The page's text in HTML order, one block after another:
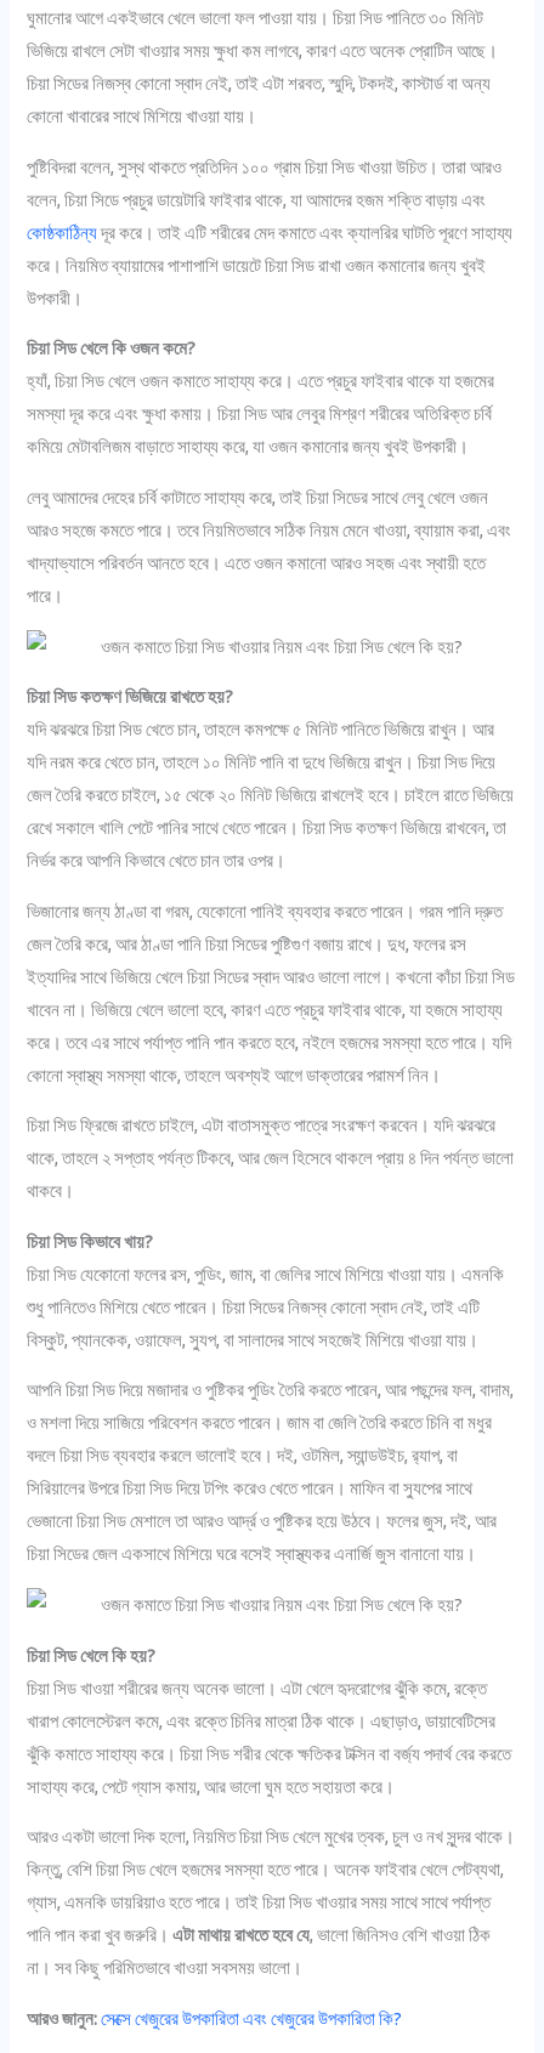
ঘুমানোর আগে একইভাবে খেলে ভালো ফল পাওয়া যায়। চিয়া সিড পানিতে ৩০ মিনিট
ভিজিয়ে রাখলে সেটা খাওয়ার সময় ক্ষুধা কম লাগবে, কারণ এতে অনেক প্রোটিন আছে।
চিয়া সিডের নিজস্ব কোনো স্বাদ নেই, তাই এটা শরবত, স্মুদি, টকদই, কাস্টার্ড বা অন্য
কোনো খাবারের সাথে মিশিয়ে খাওয়া যায়।
পুষ্টিবিদরা বলেন, সুস্থ থাকতে প্রতিদিন ১০০ গ্রাম চিয়া সিড খাওয়া উচিত। তারা আরও
বলেন, চিয়া সিডে প্রচুর ডায়েটারি ফাইবার থাকে, যা আমাদের হজম শক্তি বাড়ায় এবং
কোষ্ঠকাঠিন্যদূর করে। তাই এটি শরীরের মেদ কমাতে এবং ক্যালরির ঘাটতি পূরণে সাহায্য
করে। নিয়মিত ব্যায়ামের পাশাপাশি ডায়েটে চিয়া সিড রাখা ওজন কমানোর জন্য খুবই
উপকারী।
চিয়া সিড খেলে কি ওজন কমে?
হ্যাঁ, চিয়া সিড খেলে ওজন কমাতে সাহায্য করে। এতে প্রচুর ফাইবার থাকে যা হজমের
সমস্যা দূর করে এবং ক্ষুধা কমায়। চিয়া সিড আর লেবুর মিশ্রণ শরীরের অতিরিক্ত চর্বি
কমিয়ে মেটাবলিজম বাড়াতে সাহায্য করে, যা ওজন কমানোর জন্য খুবই উপকারী।
লেবু আমাদের দেহের চর্বি কাটাতে সাহায্য করে, তাই চিয়া সিডের সাথে লেবু খেলে ওজন
আরও সহজে কমতে পারে। তবে নিয়মিতভাবে সঠিক নিয়ম মেনে খাওয়া, ব্যায়াম করা, এবং
খাদ্যাভ্যাসে পরিবর্তন আনতে হবে। এতে ওজন কমানো আরও সহজ এবং স্থায়ী হতে
পারে।
চিয়া সিড কতক্ষণ ভিজিয়ে রাখতে হয়?
যদি ঝরঝরে চিয়া সিড খেতে চান, তাহলে কমপক্ষে ৫ মিনিট পানিতে ভিজিয়ে রাখুন। আর
যদি নরম করে খেতে চান, তাহলে ১০ মিনিট পানি বা দুধে ভিজিয়ে রাখুন। চিয়া সিড দিয়ে
জেল তৈরি করতে চাইলে, ১৫ থেকে ২০ মিনিট ভিজিয়ে রাখলেই হবে। চাইলে রাতে ভিজিয়ে
রেখে সকালে খালি পেটে পানির সাথে খেতে পারেন। চিয়া সিড কতক্ষণ ভিজিয়ে রাখবেন, তা
নির্ভর করে আপনি কিভাবে খেতে চান তার ওপর।
ভিজানোর জন্য ঠাণ্ডা বা গরম, যেকোনো পানিই ব্যবহার করতে পারেন। গরম পানি দ্রুত
জেল তৈরি করে, আর ঠাণ্ডা পানি চিয়া সিডের পুষ্টিগুণ বজায় রাখে। দুধ, ফলের রস
ইত্যাদির সাথে ভিজিয়ে খেলে চিয়া সিডের স্বাদ আরও ভালো লাগে। কখনো কাঁচা চিয়া সিড
খাবেন না। ভিজিয়ে খেলে ভালো হবে, কারণ এতে প্রচুর ফাইবার থাকে, যা হজমে সাহায্য
করে। তবে এর সাথে পর্যাপ্ত পানি পান করতে হবে, নইলে হজমের সমস্যা হতে পারে। যদি
কোনো স্বাস্থ্য সমস্যা থাকে, তাহলে অবশ্যই আগে ডাক্তারের পরামর্শ নিন।
চিয়া সিড ফ্রিজে রাখতে চাইলে, এটা বাতাসমুক্ত পাত্রে সংরক্ষণ করবেন। যদি ঝরঝরে
থাকে, তাহলে ২ সপ্তাহ পর্যন্ত টিকবে, আর জেল হিসেবে থাকলে প্রায় ৪ দিন পর্যন্ত ভালো
থাকবে।
চিয়া সিড কিভাবে খায়?
চিয়া সিড যেকোনো ফলের রস, পুডিং, জাম, বা জেলির সাথে মিশিয়ে খাওয়া যায়। এমনকি
শুধু পানিতেও মিশিয়ে খেতে পারেন। চিয়া সিডের নিজস্ব কোনো স্বাদ নেই, তাই এটি
বিস্কুট, প্যানকেক, ওয়াফেল, স্যুপ, বা সালাদের সাথে সহজেই মিশিয়ে খাওয়া যায়।
আপনি চিয়া সিড দিয়ে মজাদার ও পুষ্টিকর পুডিং তৈরি করতে পারেন, আর পছন্দের ফল, বাদাম,
ও মশলা দিয়ে সাজিয়ে পরিবেশন করতে পারেন। জাম বা জেলি তৈরি করতে চিনি বা মধুর
বদলে চিয়া সিড ব্যবহার করলে ভালোই হবে। দই, ওটমিল, স্যান্ডউইচ, র‍্যাপ, বা
সিরিয়ালের উপরে চিয়া সিড দিয়ে টপিং করেও খেতে পারেন। মাফিন বা স্যুপের সাথে
ভেজানো চিয়া সিড মেশালে তা আরও আর্দ্র ও পুষ্টিকর হয়ে উঠবে। ফলের জুস, দই, আর
চিয়া সিডের জেল একসাথে মিশিয়ে ঘরে বসেই স্বাস্থ্যকর এনার্জি জুস বানানো যায়।
চিয়া সিড খেলে কি হয়?
চিয়া সিড খাওয়া শরীরের জন্য অনেক ভালো। এটা খেলে হৃদরোগের ঝুঁকি কমে, রক্তে
খারাপ কোলেস্টেরল কমে, এবং রক্তে চিনির মাত্রা ঠিক থাকে। এছাড়াও, ডায়াবেটিসের
ঝুঁকি কমাতে সাহায্য করে। চিয়া সিড শরীর থেকে ক্ষতিকর টক্সিন বা বর্জ্য পদার্থ বের করতে
সাহায্য করে, পেটে গ্যাস কমায়, আর ভালো ঘুম হতে সহায়তা করে।
আরও একটা ভালো দিক হলো, নিয়মিত চিয়া সিড খেলে মুখের ত্বক, চুল ও নখ সুন্দর থাকে।
কিন্তু, বেশি চিয়া সিড খেলে হজমের সমস্যা হতে পারে। অনেক ফাইবার খেলে পেটব্যথা,
গ্যাস, এমনকি ডায়রিয়াও হতে পারে। তাই চিয়া সিড খাওয়ার সময় সাথে সাথে পর্যাপ্ত
পানি পান করা খুব জরুরি।এটা মাথায় রাখতে হবে যে, ভালো জিনিসও বেশি খাওয়া ঠিক
না। সব কিছু পরিমিতভাবে খাওয়া সবসময় ভালো।
আরও জানুন:সেক্সে খেজুরের উপকারিতা এবং খেজুরের উপকারিতা কি?